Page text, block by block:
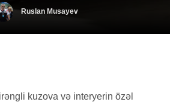
Ruslan Musayev
kuzova və interyerin özəl